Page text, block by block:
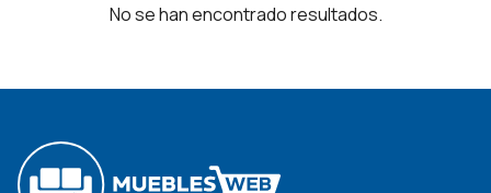
No se han encontrado resultados.